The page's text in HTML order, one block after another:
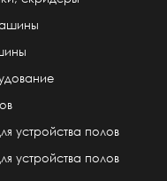
устройства полов
устройства полов